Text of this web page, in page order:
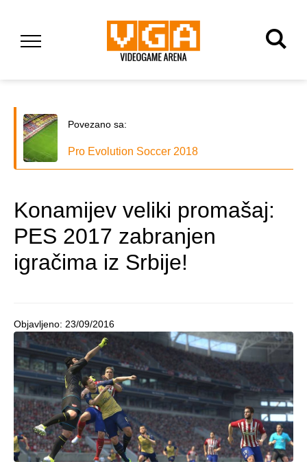
Povezano sa:
Pro Evolution Soccer 2018
Konamijev veliki promašaj:
PES 2017 zabranjen
igračima iz Srbije!
Objavljeno: 23/09/2016